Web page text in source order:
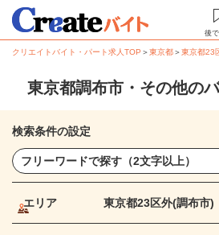
後
クリエイトバイト・パート求人TOP ＞東京都＞東京都23
東京都調布市・その他の
検索条件の設定
エリア 東京都23区外(調布市)